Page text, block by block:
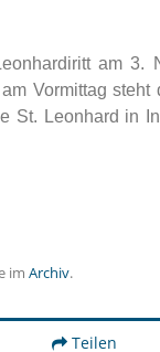
am 3.
Vormittag steht
St. Leonhard in
im Archiv.
Teilen